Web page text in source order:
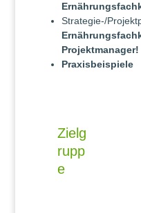
Strategie-/
Projektmanager!
Praxisbeispiele
Zielg
rupp
e